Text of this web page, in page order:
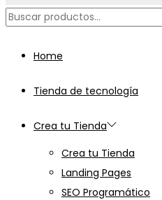
Búsqueda
Home
Tienda de tecnología
Crea tu Tienda
Crea tu Tienda
Landing Pages
SEO Programático